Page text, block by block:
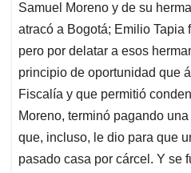
Samuel Moreno y de su
atracó a Bogotá; Emilio Tapia
pero por delatar a esos
principio de oportunidad que
Fiscalía y que permitió
Moreno, terminó pagando
que, incluso, le dio para que
pasado casa por cárcel. Y se